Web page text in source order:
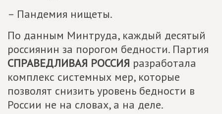
– Пандемия нищеты.
По данным Минтруда, каждый десятый
россиянин за порогом бедности. Партия
СПРАВЕДЛИВАЯ РОССИЯ разработала
комплекс системных мер, которые
позволят снизить уровень бедности в
России не на словах, а на деле.